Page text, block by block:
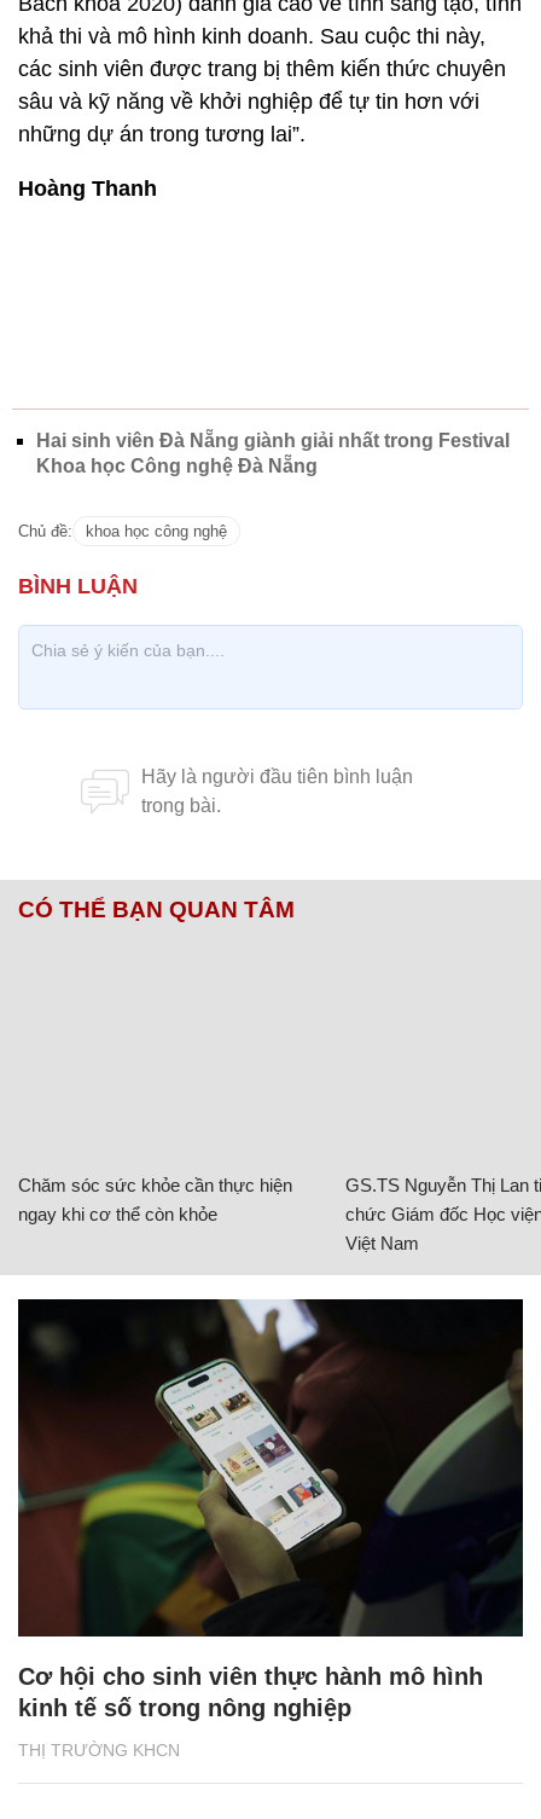
khả thi và mô hình kinh doanh. Sau cuộc thi này,
các sinh viên được trang bị thêm kiến thức chuyên
sâu và kỹ năng về khởi nghiệp để tự tin hơn với
những dự án trong tương lai”.
Hoàng Thanh
Hai sinh viên Đà Nẵng giành giải nhất trong Festival
Khoa học Công nghệ Đà Nẵng
Chủ đề: khoa học công nghệ
CÓ THỂ BẠN QUAN TÂM
Chăm sóc sức khỏe cần thực hiện
ngay khi cơ thể còn khỏe
GS.TS Nguyễn Thị Lan
chức Giám đốc Học
Việt Nam
THỊ TRƯỜNG KHCN
Cơ hội cho sinh viên thực hành mô hình
kinh tế số trong nông nghiệp